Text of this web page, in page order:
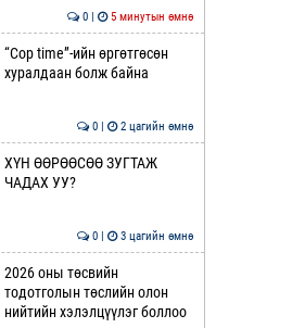
0 | 5 минутын өмнө
“Cop time”-ийн өргөтгөсөн
хуралдаан болж байна
0 | 2 цагийн өмнө
ХҮН ӨӨРӨӨСӨӨ ЗУГТАЖ
ЧАДАХ УУ?
0 | 3 цагийн өмнө
2026 оны төсвийн
тодотголын төслийн олон
нийтийн хэлэлцүүлэг боллоо